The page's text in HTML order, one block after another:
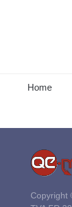
Home
Copyright